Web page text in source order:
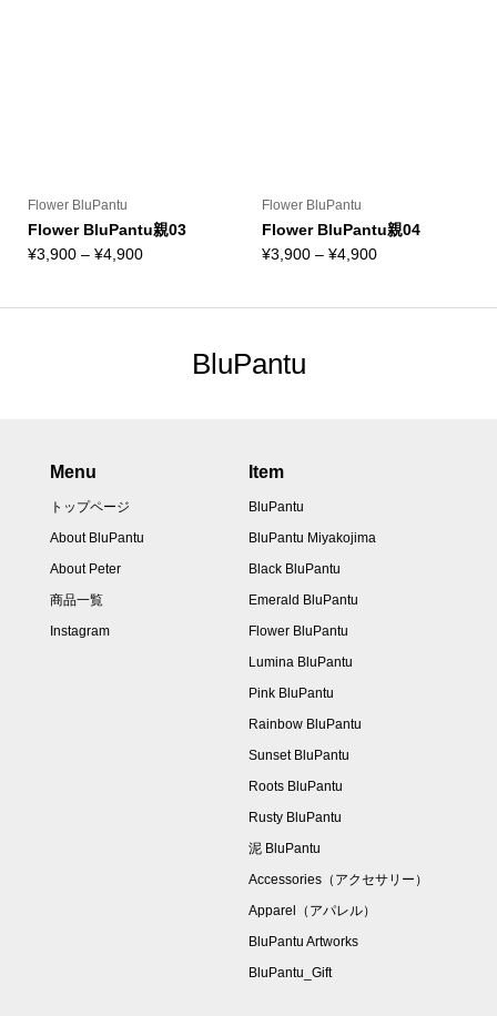
Flower BluPantu
Flower BluPantu親03
¥3,900 – ¥4,900価
Flower BluPantu
Flower BluPantu親04
¥3,900 –¥4,900価
BluPantu
Menu
トップページ
About BluPantu
About Peter
商品一覧
Instagram
Item
BluPantu
BluPantu Miyakojima
Black BluPantu
Emerald BluPantu
Flower BluPantu
Lumina BluPantu
Pink BluPantu
Rainbow BluPantu
Sunset BluPantu
Roots BluPantu
Rusty BluPantu
泥 BluPantu
Accessories（アクセサリー）
Apparel（アパレル）
BluPantu Artworks
BluPantu_Gift